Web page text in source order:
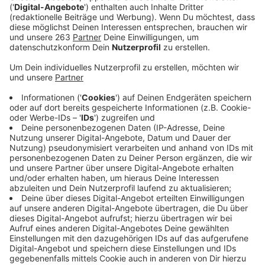
Zu Gast bei Anna Braun und Florian Rubens
Anzeige
Im Interview hat Stephy über Ressentiments
gegenüber Heimkindern gesprochen und einen Blick in
ihren Arbeitsalltag gegeben.
Anzeige